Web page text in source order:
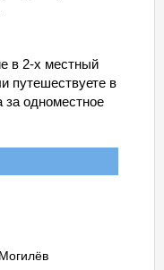
в 2-х местный
путешествуете в
за одноместное